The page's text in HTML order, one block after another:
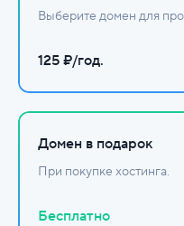
Выберите домен для
125 ₽/год.
Домен в подарок
При покупке хостинга.
Бесплатно